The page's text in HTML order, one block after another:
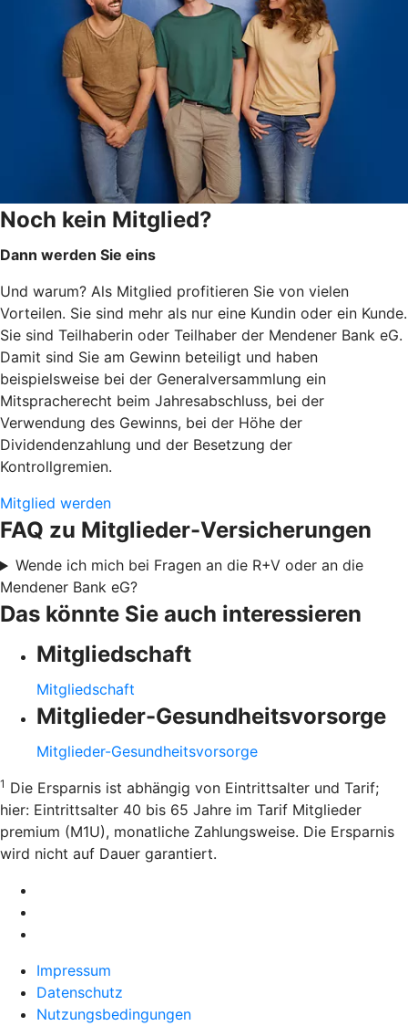
Noch kein Mitglied?
Dann werden Sie eins
Und warum? Als Mitglied profitieren Sie von vielen
Vorteilen. Sie sind mehr als nur eine Kundin oder ein Kunde.
Sie sind Teilhaberin oder Teilhaber der Mendener Bank eG.
Damit sind Sie am Gewinn beteiligt und haben
beispielsweise bei der Generalversammlung ein
Mitspracherecht beim Jahresabschluss, bei der
Verwendung des Gewinns, bei der Höhe der
Dividendenzahlung und der Besetzung der
Kontrollgremien.
Mitglied werden
FAQ zu Mitglieder-Versicherungen
Wende ich mich bei Fragen an die R+V oder an die
Mendener Bank eG?
Das könnte Sie auch interessieren
Mitgliedschaft
Mitgliedschaft
Mitglieder-Gesundheitsvorsorge
Mitglieder-Gesundheitsvorsorge
1 Die Ersparnis ist abhängig von Eintrittsalter und Tarif;
hier: Eintrittsalter 40 bis 65 Jahre im Tarif Mitglieder
premium (M1U), monatliche Zahlungsweise. Die Ersparnis
wird nicht auf Dauer garantiert.
Impressum
Datenschutz
Nutzungsbedingungen